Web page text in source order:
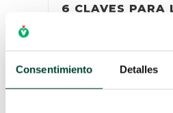
Consentimiento Detalles
6 CLAVES PARA
porMouncef Belayane|12
La hiperglucemia